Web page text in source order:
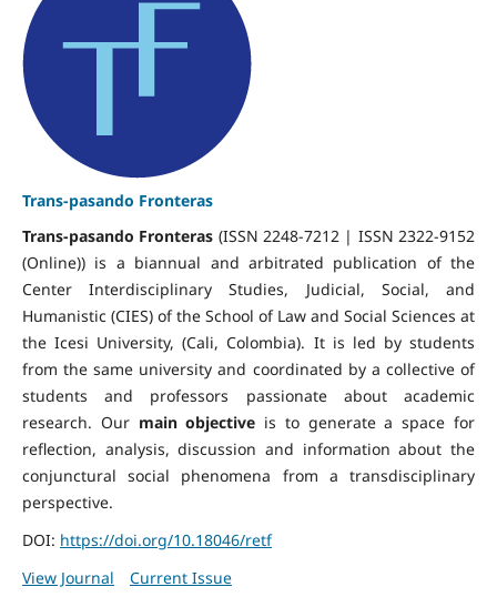
Trans-pasando Fronteras
Trans-pasando Fronteras (ISSN 2248-7212 | ISSN 2322-9152
(Online)) is a biannual and arbitrated publication of the
Center Interdisciplinary Studies, Judicial, Social, and
Humanistic (CIES) of the School of Law and Social Sciences at
the Icesi University, (Cali, Colombia). It is led by students
from the same university and coordinated by a collective of
students and professors passionate about academic
research. Our main objective is to generate a space for
reflection, analysis, discussion and information about the
conjunctural social phenomena from a transdisciplinary
perspective.
DOI: https://doi.org/10.18046/retf
View Journal
Current Issue